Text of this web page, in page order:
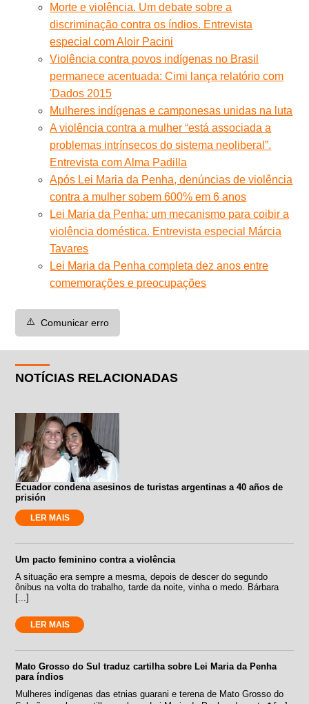
Morte e violência. Um debate sobre a
discriminação contra os índios. Entrevista
especial com Aloir Pacini
Violência contra povos indígenas no Brasil
permanece acentuada: Cimi lança relatório com
'Dados 2015
Mulheres indígenas e camponesas unidas na luta
A violência contra a mulher “está associada a
problemas intrínsecos do sistema neoliberal”.
Entrevista com Alma Padilla
Após Lei Maria da Penha, denúncias de violência
contra a mulher sobem 600% em 6 anos
Lei Maria da Penha: um mecanismo para coibir a
violência doméstica. Entrevista especial Márcia
Tavares
Lei Maria da Penha completa dez anos entre
comemorações e preocupações
⚠️ Comunicar erro
NOTÍCIAS RELACIONADAS
Ecuador condena asesinos de turistas argentinas a 40 años de
prisión
LER MAIS
Um pacto feminino contra a violência
A situação era sempre a mesma, depois de descer do segundo
ônibus na volta do trabalho, tarde da noite, vinha o medo. Bárbara
[...]
LER MAIS
Mato Grosso do Sul traduz cartilha sobre Lei Maria da Penha
para índios
Mulheres indígenas das etnias guarani e terena de Mato Grosso do